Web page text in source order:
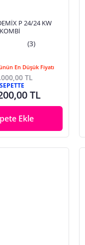
P 24/24 KW
(3)
En Düşük Fiyatı
TL
SEPETTE
TL
Ekle